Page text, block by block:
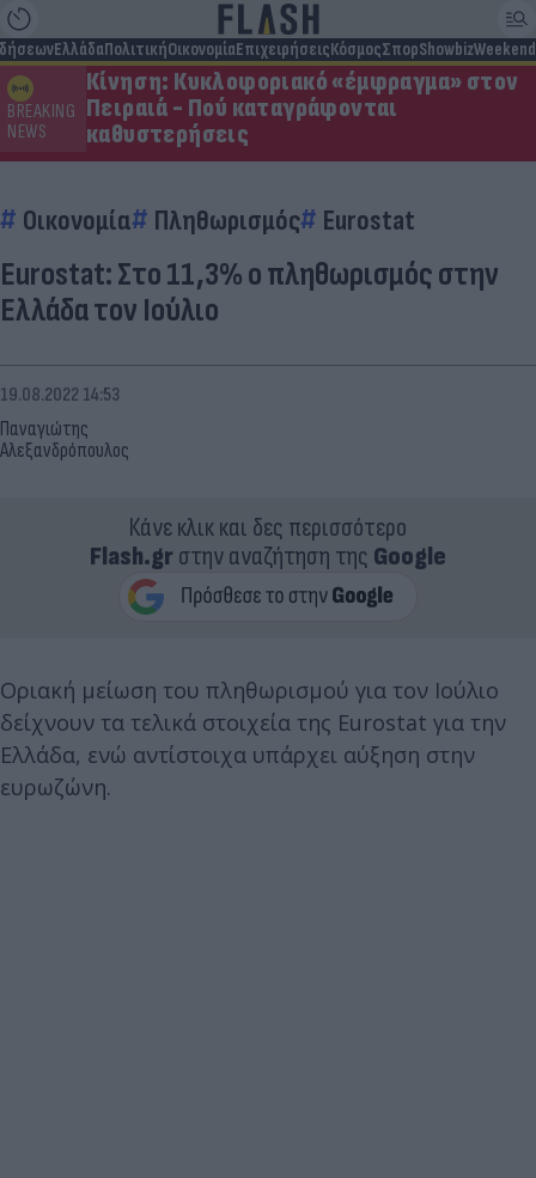
ΕλλάδαΠολιτικήΟικονομίαΕπιχειρήσειςΚόσμοςΣπορShowbizWeekend
BREAKING
NEWS
Κίνηση: Κυκλοφοριακό «έμφραγμα» στον
Πειραιά - Πού καταγράφονται
καθυστερήσεις
Οικονομία Πληθωρισμός Eurostat
Eurostat: Στο 11,3% ο πληθωρισμός στην
Ελλάδα τον Ιούλιο
Παναγιώτης
Αλεξανδρόπουλος
19.08.2022 14:53
Κάνε κλικ και δες περισσότερο
Flash.grστην αναζήτηση της Google
Οριακή μείωση του πληθωρισμού για τον Ιούλιο
δείχνουν τα τελικά στοιχεία της Eurostat για την
Ελλάδα, ενώ αντίστοιχα υπάρχει αύξηση στην
ευρωζώνη.